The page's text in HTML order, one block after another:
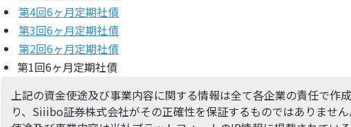
第4回6ヶ月定期社債
第3回6ヶ月定期社債
第2回6ヶ月定期社債
第1回6ヶ月定期社債
上記の資金使途及び事業内容に関する情報は全て各企業の責任で作
り、Siiibo証券株式会社がその正確性を保証するものではありませ